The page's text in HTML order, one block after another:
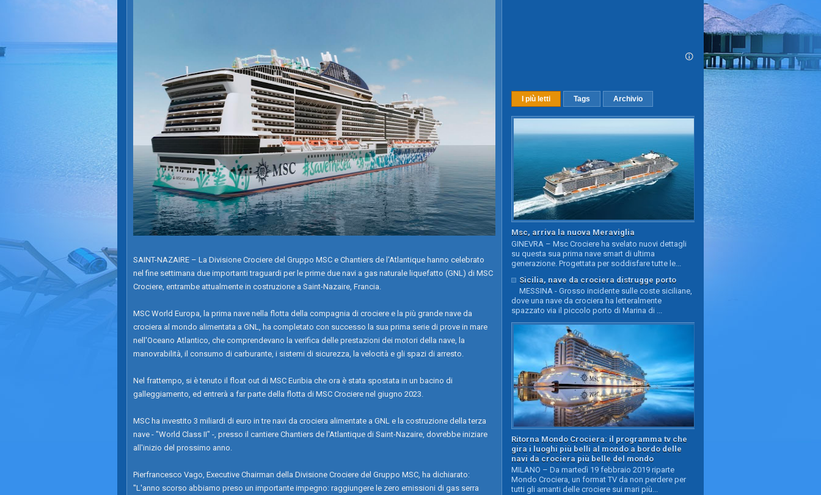
SAINT-NAZAIRE – La Divisione Crociere del Gruppo MSC e Chantiers de l'Atlantique hanno celebrato
nel fine settimana due importanti traguardi per le prime due navi a gas naturale liquefatto (GNL) di MSC
Crociere, entrambe attualmente in costruzione a Saint-Nazaire, Francia.
MSC World Europa, la prima nave nella flotta della compagnia di crociere e la più grande nave da
crociera al mondo alimentata a GNL, ha completato con successo la sua prima serie di prove in mare
nell'Oceano Atlantico, che comprendevano la verifica delle prestazioni dei motori della nave, la
manovrabilità, il consumo di carburante, i sistemi di sicurezza, la velocità e gli spazi di arresto.
Nel frattempo, si è tenuto il float out di MSC Euribia che ora è stata spostata in un bacino di
galleggiamento, ed entrerà a far parte della flotta di MSC Crociere nel giugno 2023.
MSC ha investito 3 miliardi di euro in tre navi da crociera alimentate a GNL e la costruzione della terza
nave - "World Class II" -, presso il cantiere Chantiers de l'Atlantique di Saint-Nazaire, dovrebbe iniziare
all'inizio del prossimo anno.
Pierfrancesco Vago, Executive Chairman della Divisione Crociere del Gruppo MSC, ha dichiarato:
"L'anno scorso abbiamo preso un importante impegno: raggiungere le zero emissioni di gas serra
I più letti Tags Archivio
Msc, arriva la nuova Meraviglia
GINEVRA – Msc Crociere ha svelato nuovi dettagli
su questa sua prima nave smart di ultima
generazione. Progettata per soddisfare tutte le...
Sicilia, nave da crociera distrugge porto
MESSINA - Grosso incidente sulle coste siciliane,
dove una nave da crociera ha letteralmente
spazzato via il piccolo porto di Marina di ...
Ritorna Mondo Crociera: il programma tv che
gira i luoghi più belli al mondo a bordo delle
navi da crociera più belle del mondo
MILANO – Da martedì 19 febbraio 2019 riparte
Mondo Crociera, un format TV da non perdere per
tutti gli amanti delle crociere sui mari più...